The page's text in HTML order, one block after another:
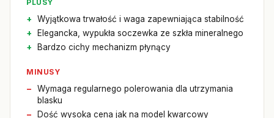
PLUSY
Wyjątkowa trwałość i waga zapewniająca stabilność
Elegancka, wypukła soczewka ze szkła mineralnego
Bardzo cichy mechanizm płynący
MINUSY
Wymaga regularnego polerowania dla utrzymania
blasku
Dość wysoka cena jak na model kwarcowy